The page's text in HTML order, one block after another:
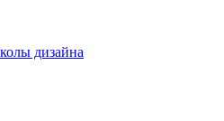
дизайна